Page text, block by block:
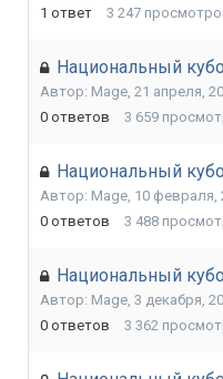
1 ответ 3 247
Национальный
Автор: Mage, 21 апреля,
0 ответов 3 659
Национальный
Автор: Mage, 10 февраля,
0 ответов 3 488
Национальный
Автор: Mage, 3 декабря,
0 ответов 3 362